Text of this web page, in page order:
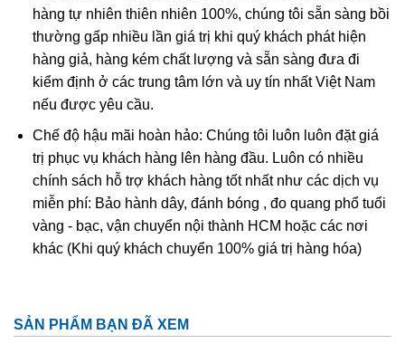
hàng tự nhiên thiên nhiên 100%, chúng tôi sẵn sàng bồi
thường gấp nhiều lần giá trị khi quý khách phát hiện
hàng giả, hàng kém chất lượng và sẵn sàng đưa đi
kiểm định ở các trung tâm lớn và uy tín nhất Việt Nam
nếu được yêu cầu.
Chế độ hậu mãi hoàn hảo: Chúng tôi luôn luôn đặt giá
trị phục vụ khách hàng lên hàng đầu. Luôn có nhiều
chính sách hỗ trợ khách hàng tốt nhất như các dịch vụ
miễn phí: Bảo hành dây, đánh bóng , đo quang phổ tuổi
vàng - bạc, vận chuyển nội thành HCM hoặc các nơi
khác (Khi quý khách chuyển 100% giá trị hàng hóa)
SẢN PHẨM BẠN ĐÃ XEM